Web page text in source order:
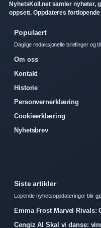
NyhetsKoll.net samler nyheter,
oppsett. Oppdateres
Populaert
Daglige redaksjonelle briefinger og
Om oss
Kontakt
Historie
Personvernerklæring
Cookieerklæring
Nyhetsbrev
Siste artikler
Lopende nyhetsoppdateringer blir
Emma Frost Marvel Rivals:
Cengiz Al Skal vi danse: